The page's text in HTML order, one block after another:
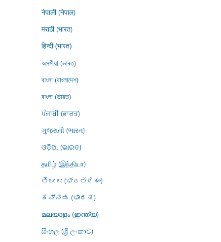
नेपाली (नेपाल)
मराठी (भारत)
हिन्दी (भारत)
অসমীয়া (ভাৰত)
বাংলা (বাংলাদেশ)
বাংলা (ভারত)
ਪੰਜਾਬੀ (ਭਾਰਤ)
ગુજરાતી (ભારત)
ଓଡ଼ିଆ (ଭାରତ)
தமிழ் (இந்தியா)
తెలుగు (భారతదేశం)
ಕನ್ನಡ (ಭಾರತ)
മലയാളം (ഇന്ത്യ)
සිංහල (ශ්‍රී ලංකාව)